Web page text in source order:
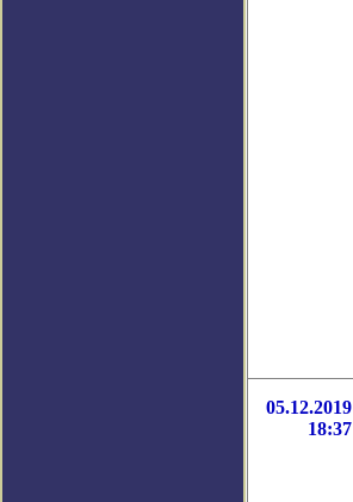
05.12.2019
18:37